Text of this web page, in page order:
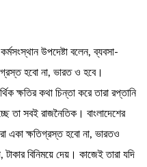
উপদেষ্টা বলেন, ব্যবসা-
হবো না, ভারত ও হবে।
ক্ষতির কথা চিন্তা করে তারা রপ্তানি
তা সবই রাজনৈতিক। বাংলাদেশের
একা ক্ষতিগ্রস্ত হবো না, ভারতও
বিনিময়ে দেয়। কাজেই তারা যদি